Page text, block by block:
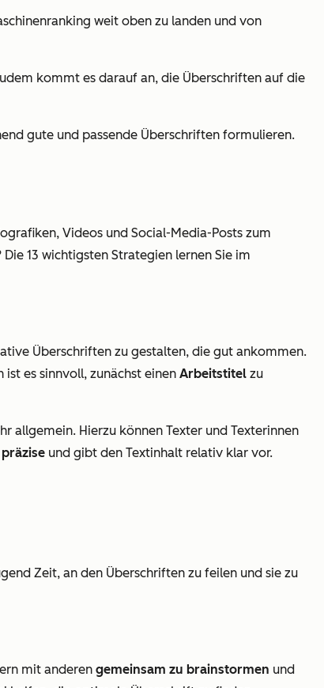
weit oben zu landen und von
kommt es darauf an, die Überschriften auf die
gute und passende Überschriften formulieren.
Videos und Social-Media-Posts zum
13 wichtigsten Strategien lernen Sie im
Überschriften zu gestalten, die gut ankommen.
es sinnvoll, zunächst einen Arbeitstitel zu
allgemein. Hierzu können Texter und Texterinnen
präzise und gibt den Textinhalt relativ klar vor.
Zeit, an den Überschriften zu feilen und sie zu
mit anderen gemeinsam zu brainstormen und